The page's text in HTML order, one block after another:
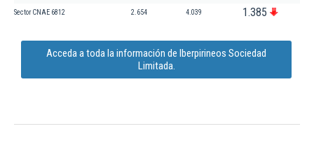
Sector CNAE 6812 2.654 4.039 1.385
Acceda a toda la información de Iberpirineos Sociedad
Limitada.